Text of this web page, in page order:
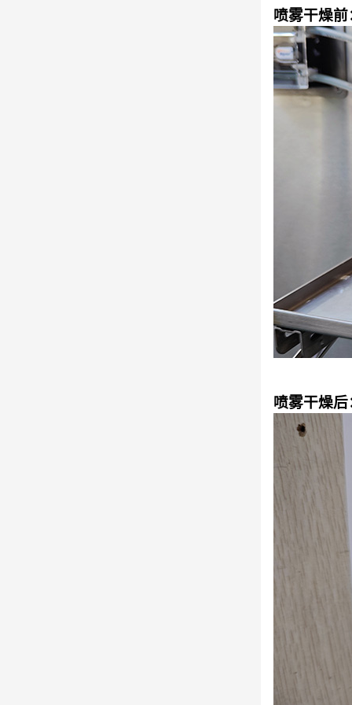
喷雾干燥
喷雾干燥